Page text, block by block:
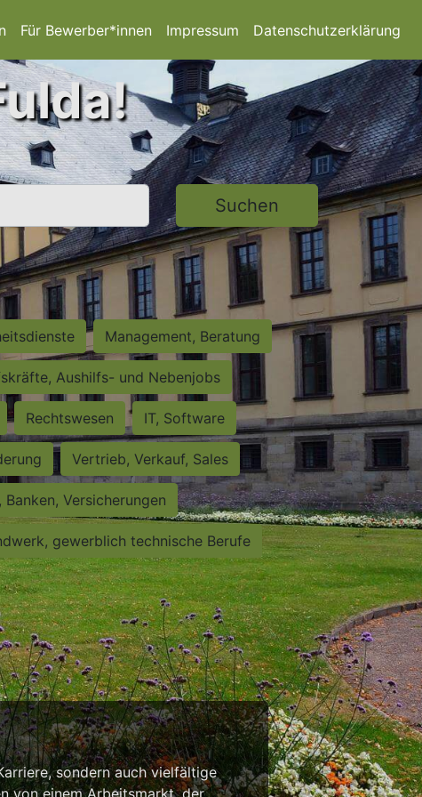
Für Bewerber*innen Impressum Datenschutzerklärung
Suchen
Management, Beratung
Aushilfs- und Nebenjobs
Rechtswesen IT, Software
Vertrieb, Verkauf, Sales
Banken, Versicherungen
gewerblich technische Berufe
sondern auch vielfältige